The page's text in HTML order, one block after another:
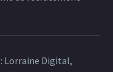
Lorraine Digital,